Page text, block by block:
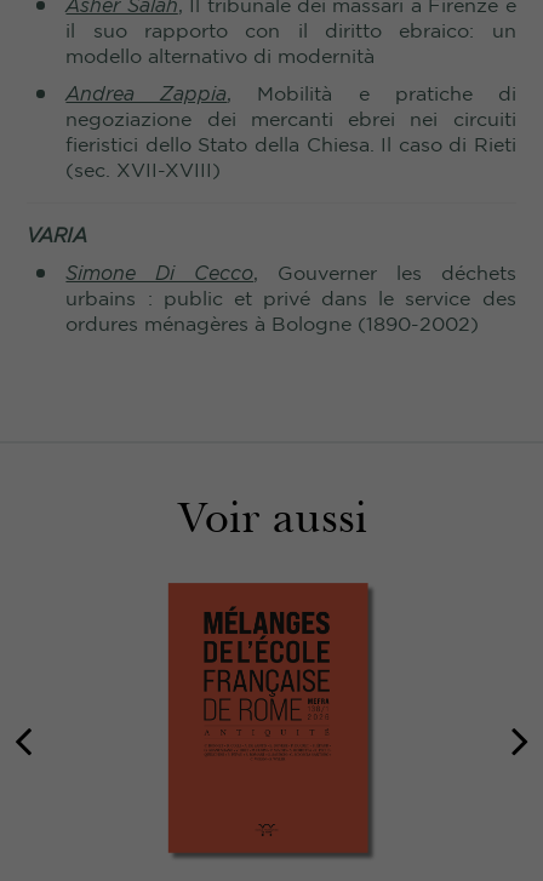
Asher Salah, Il tribunale dei massari a Firenze e
il suo rapporto con il diritto ebraico: un
modello alternativo di modernità
Andrea Zappia, Mobilità e pratiche di
negoziazione dei mercanti ebrei nei circuiti
fieristici dello Stato della Chiesa. Il caso di Rieti
(sec. XVII-XVIII)
VARIA
Simone Di Cecco, Gouverner les déchets
urbains : public et privé dans le service des
ordures ménagères à Bologne (1890-2002)
Voir aussi